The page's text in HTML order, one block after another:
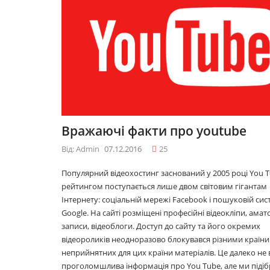
Вражаючі факти про youtube
Від: Admin 07.12.2016 25
Популярний відеохостинг заснований у 2005 році You
рейтингом поступається лише двом світовим гігантам
Інтернету: соціальній мережі Facebook і пошуковій
Google. На сайті розміщені професійні відеокліпи,
записи, відеоблоги. Доступ до сайту та його окремих
відеороликів неодноразово блокувався різними
неприйнятних для цих країни матеріалів. Це далеко не
проголомшлива інформація про You Tube, але ми
10 лайфхаків: як
легко прокидатися
вранці
2017році
29.11.2016
Топ 5 серіалів
08.06.2016